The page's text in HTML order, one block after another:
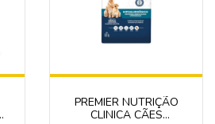
PREMIER NUTRIÇÃO
CLINICA CÃES